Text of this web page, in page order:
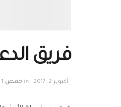
فريق
أكتوبر 2, 2017 in حمص 1 min read